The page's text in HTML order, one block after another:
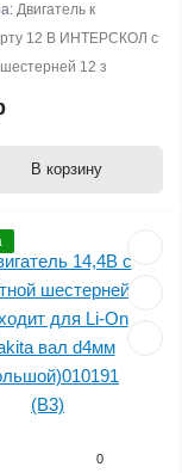
Двигатель к
12 В ИНТЕРСКОЛ с
12 з
В корзину
0